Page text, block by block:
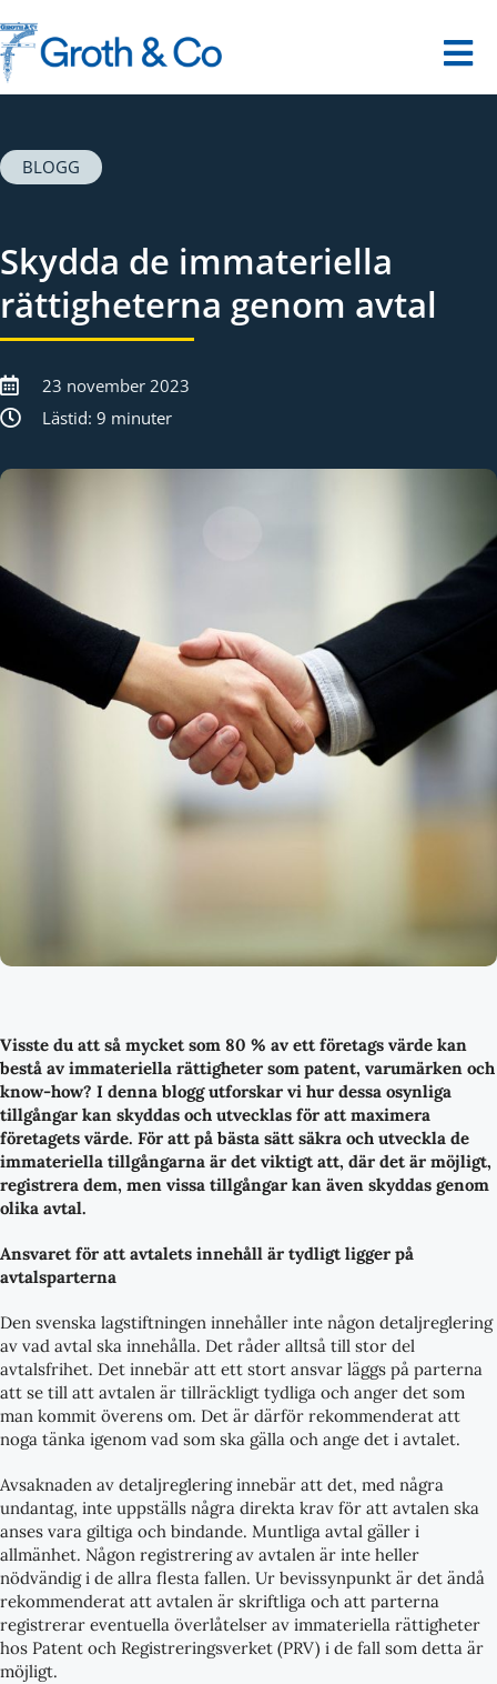
till
innehållet
Våra tjänster
Dina utmaningar
Om oss
Kontakt
BLOGG
Skydda de immateriella
rättigheterna genom avtal
23 november 2023
Lästid: 9 minuter
Visste du att så mycket som 80 % av ett företags värde kan
bestå av immateriella rättigheter som patent, varumärken och
know-how? I denna blogg utforskar vi hur dessa osynliga
tillgångar kan skyddas och utvecklas för att maximera
företagets värde. För att på bästa sätt säkra och utveckla de
immateriella tillgångarna är det viktigt att, där det är möjligt,
registrera dem, men vissa tillgångar kan även skyddas genom
olika avtal.
Ansvaret för att avtalets innehåll är tydligt ligger på
avtalsparterna
Den svenska lagstiftningen innehåller inte någon detaljreglering
av vad avtal ska innehålla. Det råder alltså till stor del
avtalsfrihet. Det innebär att ett stort ansvar läggs på parterna
att se till att avtalen är tillräckligt tydliga och anger det som
man kommit överens om. Det är därför rekommenderat att
noga tänka igenom vad som ska gälla och ange det i avtalet.
Avsaknaden av detaljreglering innebär att det, med några
undantag, inte uppställs några direkta krav för att avtalen ska
anses vara giltiga och bindande. Muntliga avtal gäller i
allmänhet. Någon registrering av avtalen är inte heller
nödvändig i de allra flesta fallen. Ur bevissynpunkt är det ändå
rekommenderat att avtalen är skriftliga och att parterna
registrerar eventuella överlåtelser av immateriella rättigheter
hos Patent och Registreringsverket (PRV) i de fall som detta är
möjligt.